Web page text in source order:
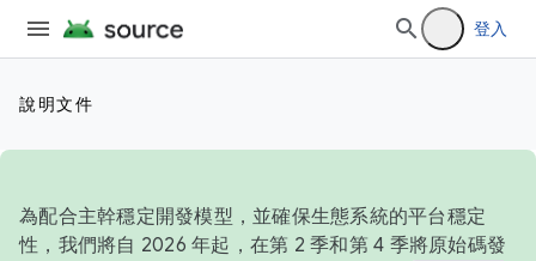
登入
說明文件
為配合主幹穩定開發模型，並確保生態系統的平台穩定
性，我們將自 2026 年起，在第 2 季和第 4 季將原始碼發